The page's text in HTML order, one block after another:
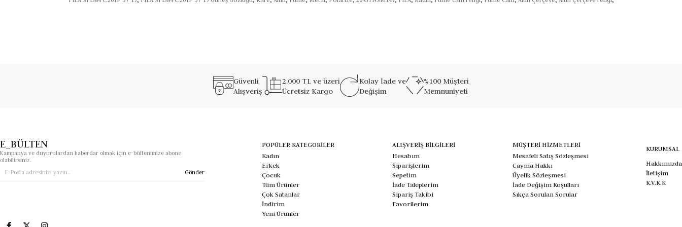
Güvenli
Alışveriş
2.000 TL ve üzeri
Ücretsiz Kargo
Kolay İade ve
Değişim
%100 Müşteri
Memnuniyeti
E_BÜLTEN
Kampanya ve duyurulardan haberdar olmak için e-bültenimize abone
olabilirsiniz.
Gönder
POPÜLER KATEGORİLER
Kadın
Erkek
Çocuk
Tüm Ürünler
Çok Satanlar
İndirim
Yeni Ürünler
ALIŞVERİŞ BİLGİLERİ
Hesabım
Siparişlerim
Sepetim
İade Taleplerim
Sipariş Takibi
Favorilerim
MÜŞTERİ HİZMETLERİ
Mesafeli Satış Sözleşmesi
Cayma Hakkı
Üyelik Sözleşmesi
İade Değişim Koşulları
Sıkça Sorulan Sorular
KURUMSAL
Hakkımızda
İletişim
K.V.K.K